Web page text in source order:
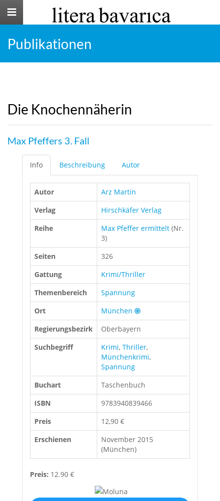
Toggle
Publikationen
Die Knochennäherin
Max Pfeffers 3. Fall
Info Beschreibung Autor
Autor
Arz Martin
Verlag
Hirschkäfer Verlag
Reihe
Max Pfeffer ermittelt (Nr.
3)
Seiten
326
Gattung
Krimi/Thriller
Themenbereich
Spannung
Ort
München
Regierungsbezirk
Oberbayern
Suchbegriff
Krimi, Thriller,
Münchenkrimi,
Spannung
Buchart
Taschenbuch
ISBN
9783940839466
Preis
12,90 €
Erschienen
November 2015
(München)
Preis: 12.90 €